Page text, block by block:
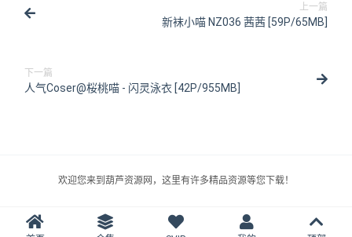
上一篇
新袜小喵 NZ036 茜茜 [59P/65MB]
下一篇
人气Coser@桜桃喵 - 闪灵泳衣 [42P/955MB]
欢迎您来到葫芦资源网，这里有许多精品资源等您下载！